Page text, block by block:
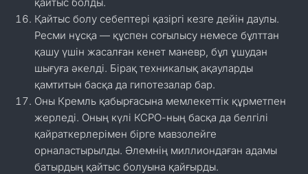
Қайтыс болу себептері қазіргі кезге дейін даулы.
Ресми нұсқа — құспен соғылысу немесе бұлттан
қашу үшін жасалған кенет маневр, бұл ұшудан
шығуға әкелді. Бірақ техникалық ақауларды
қамтитын басқа да гипотезалар бар.
Оны Кремль қабырғасына мемлекеттік құрметпен
жерледі. Оның күлі КСРО-ның басқа да белгілі
қайраткерлерімен бірге мавзолейге
орналастырылды. Әлемнің миллиондаған адамы
батырдың қайтыс болуына қайғырды.